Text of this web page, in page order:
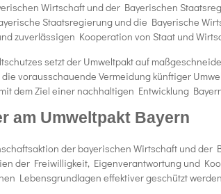
Wirtschaft und der Bayerischen
Staatsregierung und die Bayerische
Kooperation von Staat und
setzt der Umweltpakt auf
vorausschauende Vermeidung künftiger
dem Ziel einer nachhaltigen Entwicklung
am Umweltpakt Bayern
der bayerischen Wirtschaft und
der Freiwilligkeit, Eigenverantwortung und
Lebensgrundlagen effektiver geschützt